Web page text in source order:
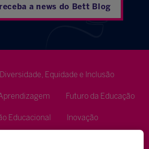
a news do Bett Blog
Diversidade, Equidade e Inclusão
Futuro da Educação
Educacional Inovação